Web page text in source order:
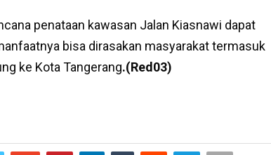
penataan kawasan Jalan Kiasnawi dapat
bisa dirasakan masyarakat termasuk
ke Kota Tangerang.(Red03)